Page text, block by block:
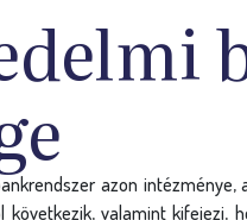
azon
következik, valamint kifejezi,